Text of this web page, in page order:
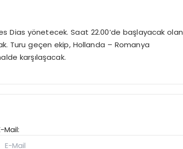
Dias yönetecek. Saat 22.00’de başlayacak olan
Turu geçen ekip, Hollanda – Romanya
karşılaşacak.
Mail: